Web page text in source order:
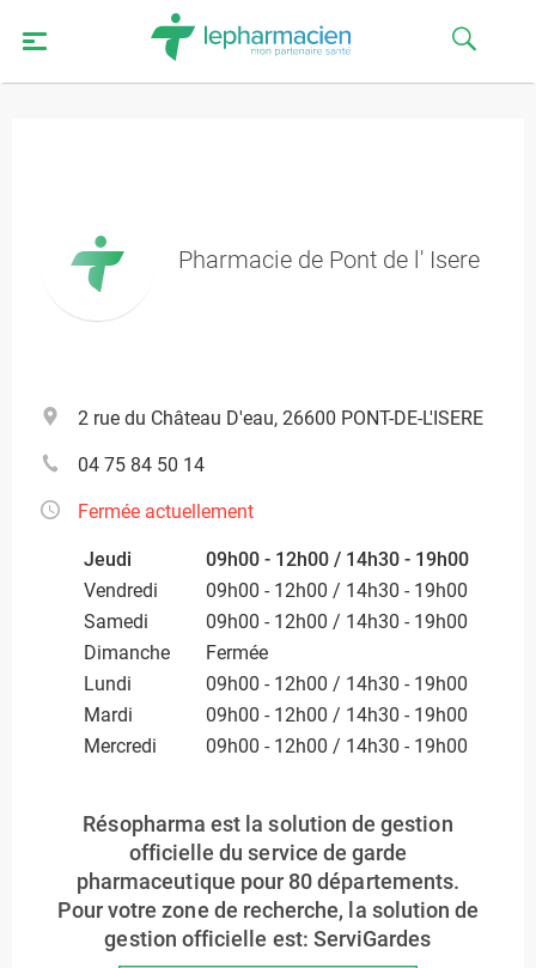
Pharmacie de Pont de l' Isere
2 rue du Château D'eau, 26600 PONT-DE-L'ISERE
04 75 84 50 14
Fermée actuellement
Jeudi
09h00 - 12h00 / 14h30 - 19h00
Vendredi
09h00 - 12h00 / 14h30 - 19h00
Samedi
09h00 - 12h00 / 14h30 - 19h00
Dimanche
Fermée
Lundi
09h00 - 12h00 / 14h30 - 19h00
Mardi
09h00 - 12h00 / 14h30 - 19h00
Mercredi
09h00 - 12h00 / 14h30 - 19h00
Résopharma est la solution de gestion
officielle du service de garde
pharmaceutique pour 80 départements.
Pour votre zone de recherche, la solution de
gestion officielle est: ServiGardes